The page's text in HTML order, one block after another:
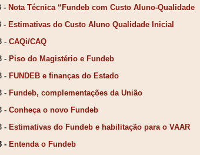
- Nota Técnica “Fundeb com Custo Aluno-Qualidade
- Estimativas do Custo Aluno Qualidade Inicial
- CAQi/CAQ
- Piso do Magistério e Fundeb
- FUNDEB e finanças do Estado
- Fundeb, complementações da União
- Conheça o novo Fundeb
- Estimativas do Fundeb e habilitação para o VAAR
- Entenda o Fundeb